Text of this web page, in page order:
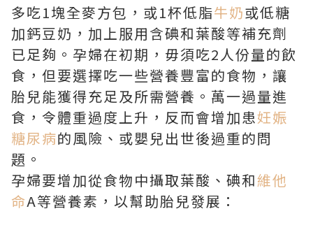
多吃1塊全麥方包，或1杯低脂牛奶或低糖
加鈣豆奶，加上服用含碘和葉酸等補充劑
已足夠。孕婦在初期，毋須吃2人份量的飲
食，但要選擇吃一些營養豐富的食物，讓
胎兒能獲得充足及所需營養。萬一過量進
食，令體重過度上升，反而會增加患妊娠
糖尿病的風險、或嬰兒出世後過重的問
題。
孕婦要增加從食物中攝取葉酸、碘和維他
命A等營養素，以幫助胎兒發展：